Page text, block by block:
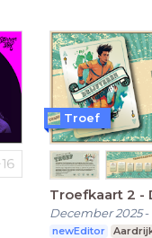
Troefkaart 2 -
December 2025-
newEditor
Troef